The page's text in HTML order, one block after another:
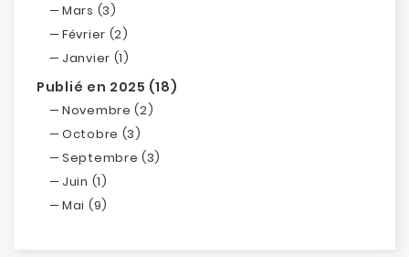
Mars (3)
Février (2)
Janvier (1)
Publié en 2025 (18)
Novembre (2)
Octobre (3)
Septembre (3)
Juin (1)
Mai (9)